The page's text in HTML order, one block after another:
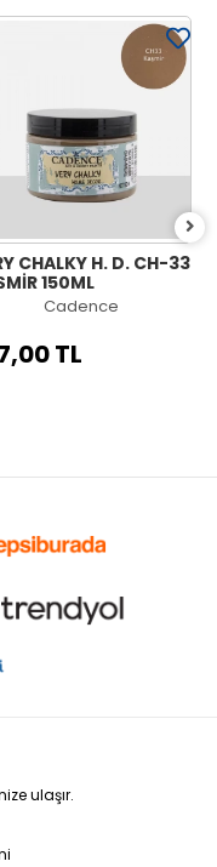
CHALKY H. D. CH-33
150ML
Cadence
TL
ulaşır.